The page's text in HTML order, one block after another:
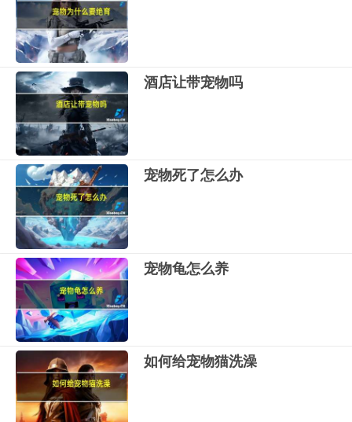
酒店让带宠物吗
宠物死了怎么办
宠物龟怎么养
如何给宠物猫洗澡